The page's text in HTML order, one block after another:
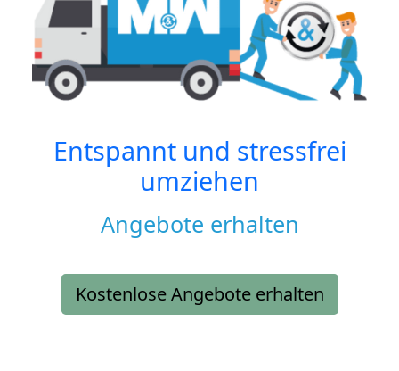
Entspannt und stressfrei
umziehen
Angebote erhalten
Kostenlose Angebote erhalten